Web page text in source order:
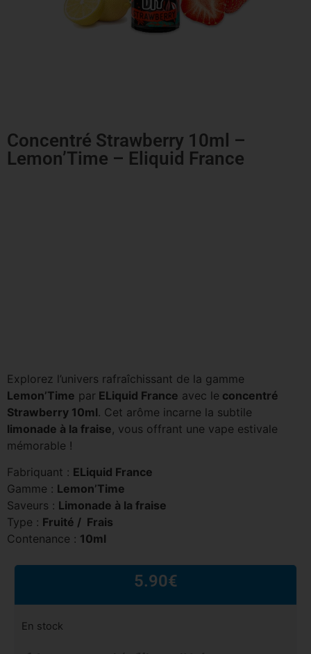
Concentré Strawberry 10ml –
Lemon’Time – Eliquid France
Explorez l’univers rafraîchissant de la gamme
Lemon’Time par ELiquid France avec le concentré
Strawberry 10ml. Cet arôme incarne la subtile
limonade à la fraise, vous offrant une vape estivale
mémorable !
Fabriquant : ELiquid France
Gamme : Lemon’Time
Saveurs : Limonade à la fraise
Type : Fruité / Frais
Contenance : 10ml
5.90€
En stock